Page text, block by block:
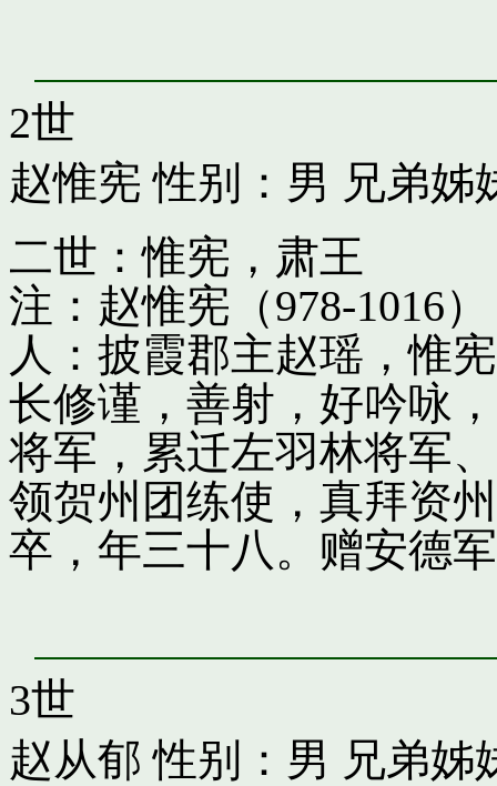
2世
赵惟宪 性别：男 兄弟姊
二世：惟宪，肃王
注：赵惟宪（978-1016
人：披霞郡主赵瑶，惟
长修谨，善射，好吟咏
将军，累迁左羽林将军
领贺州团练使，真拜资
卒，年三十八。赠安德
3世
赵从郁 性别：男 兄弟姊